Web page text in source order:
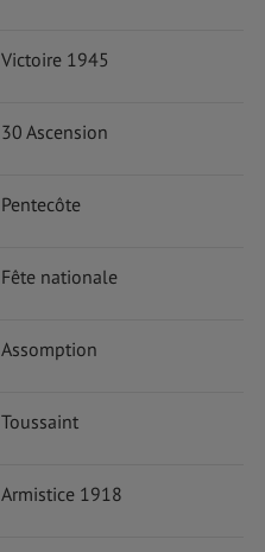
Victoire 1945
30 Ascension
Pentecôte
Fête nationale
Assomption
Toussaint
Armistice 1918